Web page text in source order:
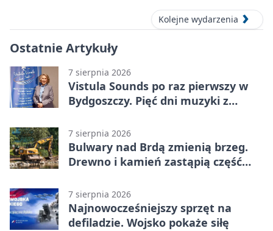
Kolejne wydarzenia
Ostatnie Artykuły
7 sierpnia 2026
Vistula Sounds po raz pierwszy w
Bydgoszczy. Pięć dni muzyki z
7 sierpnia 2026
Bulwary nad Brdą zmienią brzeg.
Drewno i kamień zastąpią część
7 sierpnia 2026
Najnowocześniejszy sprzęt na
defiladzie. Wojsko pokaże siłę